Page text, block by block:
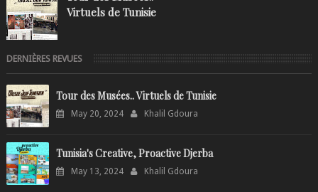
Virtuels de Tunisie
DERNIÈRES REVUES
Tour des Musées.. Virtuels de Tunisie
May 20, 2024 Khalil Gdoura
Tunisia's Creative, Proactive Djerba
May 13, 2024 Khalil Gdoura